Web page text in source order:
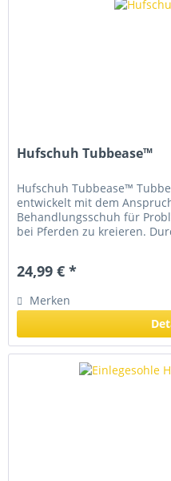
Hufschuh Tubbease™
Hufschuh Tubbease™
entwickelt mit dem
Behandlungsschuh für
bei Pferden zu kreieren.
24,99 € *
Merken